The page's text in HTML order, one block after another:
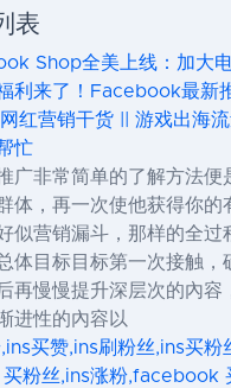
表
Shop全美上线：加大
利来了！Facebook最新
红营销干货 || 游戏出海
忙
广非常简单的了解方法便
体，再一次使他获得你的
似营销漏斗，那样的全过
体目标目标第一次接触，
再慢慢提升深层次的內容
进性的內容以
买赞,ins刷粉丝,ins买粉
粉丝,ins涨粉,facebook